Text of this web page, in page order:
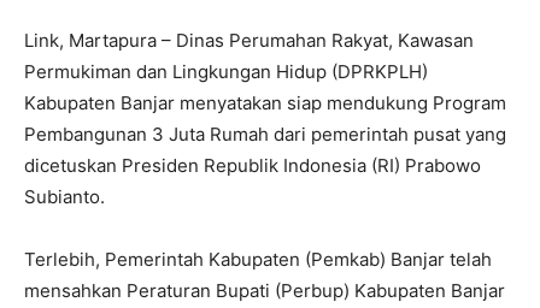
Link, Martapura – Dinas Perumahan Rakyat, Kawasan
Permukiman dan Lingkungan Hidup (DPRKPLH)
Kabupaten Banjar menyatakan siap mendukung Program
Pembangunan 3 Juta Rumah dari pemerintah pusat yang
dicetuskan Presiden Republik Indonesia (RI) Prabowo
Subianto.
Terlebih, Pemerintah Kabupaten (Pemkab) Banjar telah
mensahkan Peraturan Bupati (Perbup) Kabupaten Banjar